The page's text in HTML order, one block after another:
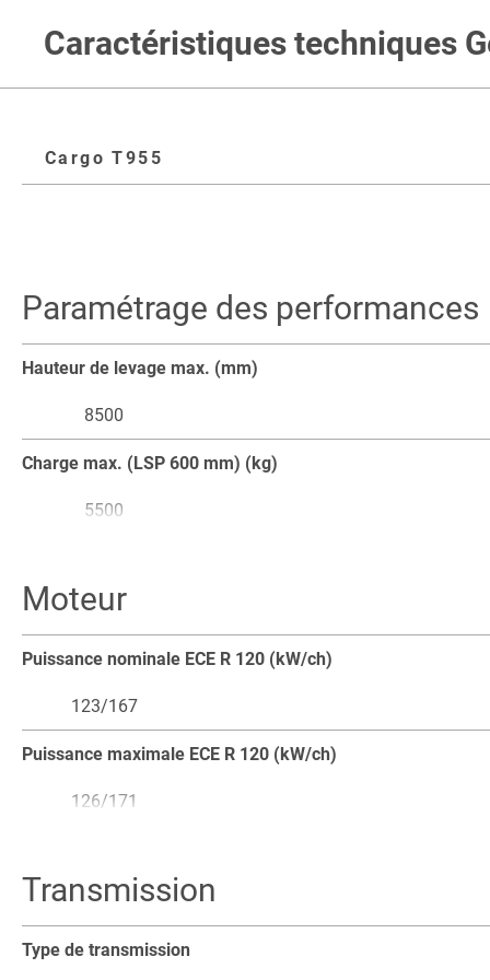
Caractéristiques techniques
Cargo T955
Paramétrage des performances
Hauteur de levage max. (mm)
8500
Charge max. (LSP 600 mm) (kg)
5500
4850
Charge max. à portée max. (kg)
2400
Extension max. (mm)
4350
90
Force d'arrachement à l'outil (kN)
Moteur
Puissance nominale ECE R 120 (kW/ch)
123/167
Puissance maximale ECE R 120 (kW/ch)
126/171
4
Cylindrée (cm³)
Transmission
Type de transmission